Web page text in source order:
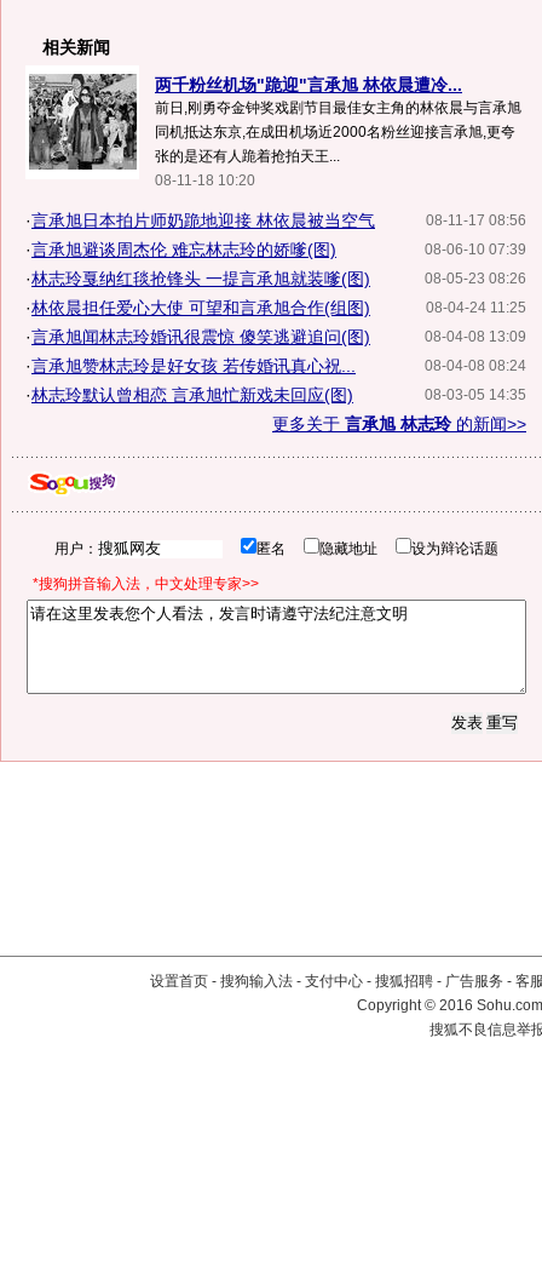
相关新闻
两千粉丝机场"跪迎"言承旭 林依晨遭冷...
前日,刚勇夺金钟奖戏剧节目最佳女主角的林依晨与言承旭
同机抵达东京,在成田机场近2000名粉丝迎接言承旭,更夸
张的是还有人跪着抢拍天王...
08-11-18 10:20
08-11-17 08:56
·言承旭日本拍片师奶跪地迎接 林依晨被当空气
08-06-10 07:39
·言承旭避谈周杰伦 难忘林志玲的娇嗲(图)
08-05-23 08:26
·林志玲戛纳红毯抢锋头 一提言承旭就装嗲(图)
08-04-24 11:25
·林依晨担任爱心大使 可望和言承旭合作(组图)
08-04-08 13:09
·言承旭闻林志玲婚讯很震惊 傻笑逃避追问(图)
08-04-08 08:24
·言承旭赞林志玲是好女孩 若传婚讯真心祝...
08-03-05 14:35
·林志玲默认曾相恋 言承旭忙新戏未回应(图)
更多关于 言承旭 林志玲的新闻>>
用户： 匿名 隐藏地址 设为辩论话题
*搜狗拼音输入法，中文处理专家>>
设置首页 - 搜狗输入法 - 支付中心 - 搜狐招聘 - 广告服务 - 客
Copyright©2016
搜狐不良信息举